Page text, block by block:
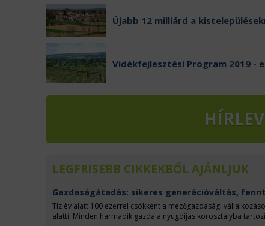
Újabb 12 milliárd a
Vidékfejlesztési Program 2019 -
LEGFRISEBB CIKKEKBŐL AJÁNLJUK
Gazdaságátadás: sikeres generációváltás,
Tíz év alatt 100 ezerrel csökkent a mezőgazdasági
alatti. Minden harmadik gazda a nyugdíjas korosztályba